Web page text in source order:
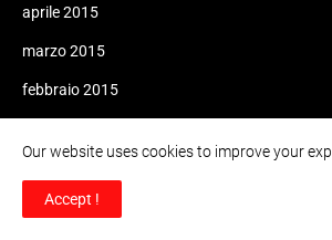
aprile 2015
marzo 2015
febbraio 2015
novembre 2014
Our website uses cookies to improve your
Accept !